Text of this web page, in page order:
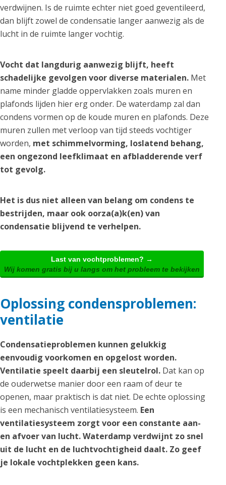
verdwijnen. Is de ruimte echter niet goed geventileerd,
dan blijft zowel de condensatie langer aanwezig als de
lucht in de ruimte langer vochtig.
Vocht dat langdurig aanwezig blijft, heeft
schadelijke gevolgen voor diverse materialen. Met
name minder gladde oppervlakken zoals muren en
plafonds lijden hier erg onder. De waterdamp zal dan
condens vormen op de koude muren en plafonds. Deze
muren zullen met verloop van tijd steeds vochtiger
worden, met schimmelvorming, loslatend behang,
een ongezond leefklimaat en afbladderende verf
tot gevolg.
Het is dus niet alleen van belang om condens te
bestrijden, maar ook oorza(a)k(en) van
condensatie blijvend te verhelpen.
Last van vochtproblemen? →
Wij komen gratis bij u langs om het probleem te bekijken
Oplossing condensproblemen:
ventilatie
Condensatieproblemen kunnen gelukkig
eenvoudig voorkomen en opgelost worden.
Ventilatie speelt daarbij een sleutelrol. Dat kan op
de ouderwetse manier door een raam of deur te
openen, maar praktisch is dat niet. De echte oplossing
is een mechanisch ventilatiesysteem. Een
ventilatiesysteem zorgt voor een constante aan-
en afvoer van lucht. Waterdamp verdwijnt zo snel
uit de lucht en de luchtvochtigheid daalt. Zo geef
je lokale vochtplekken geen kans.